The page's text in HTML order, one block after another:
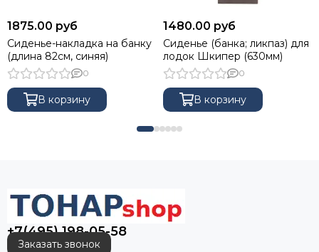
1875.00 руб
Сиденье-накладка на банку
(длина 82см, синяя)
0
В корзину
1480.00 руб
Сиденье (банка; ликпаз) для
лодок Шкипер (630мм)
0
В корзину
+7(495) 198-05-58
Заказать звонок